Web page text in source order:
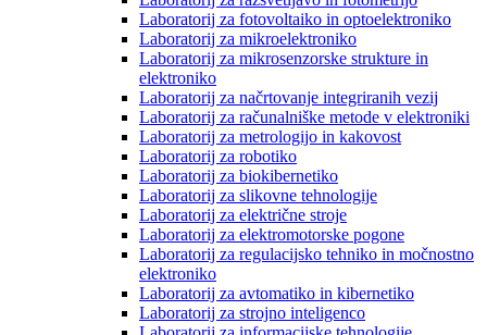
Laboratorij za fotovoltaiko in optoelektroniko
Laboratorij za mikroelektroniko
Laboratorij za mikrosenzorske strukture in
elektroniko
Laboratorij za načrtovanje integriranih vezij
Laboratorij za računalniške metode v elektroniki
Laboratorij za metrologijo in kakovost
Laboratorij za robotiko
Laboratorij za biokibernetiko
Laboratorij za slikovne tehnologije
Laboratorij za električne stroje
Laboratorij za elektromotorske pogone
Laboratorij za regulacijsko tehniko in močnostno
elektroniko
Laboratorij za avtomatiko in kibernetiko
Laboratorij za strojno inteligenco